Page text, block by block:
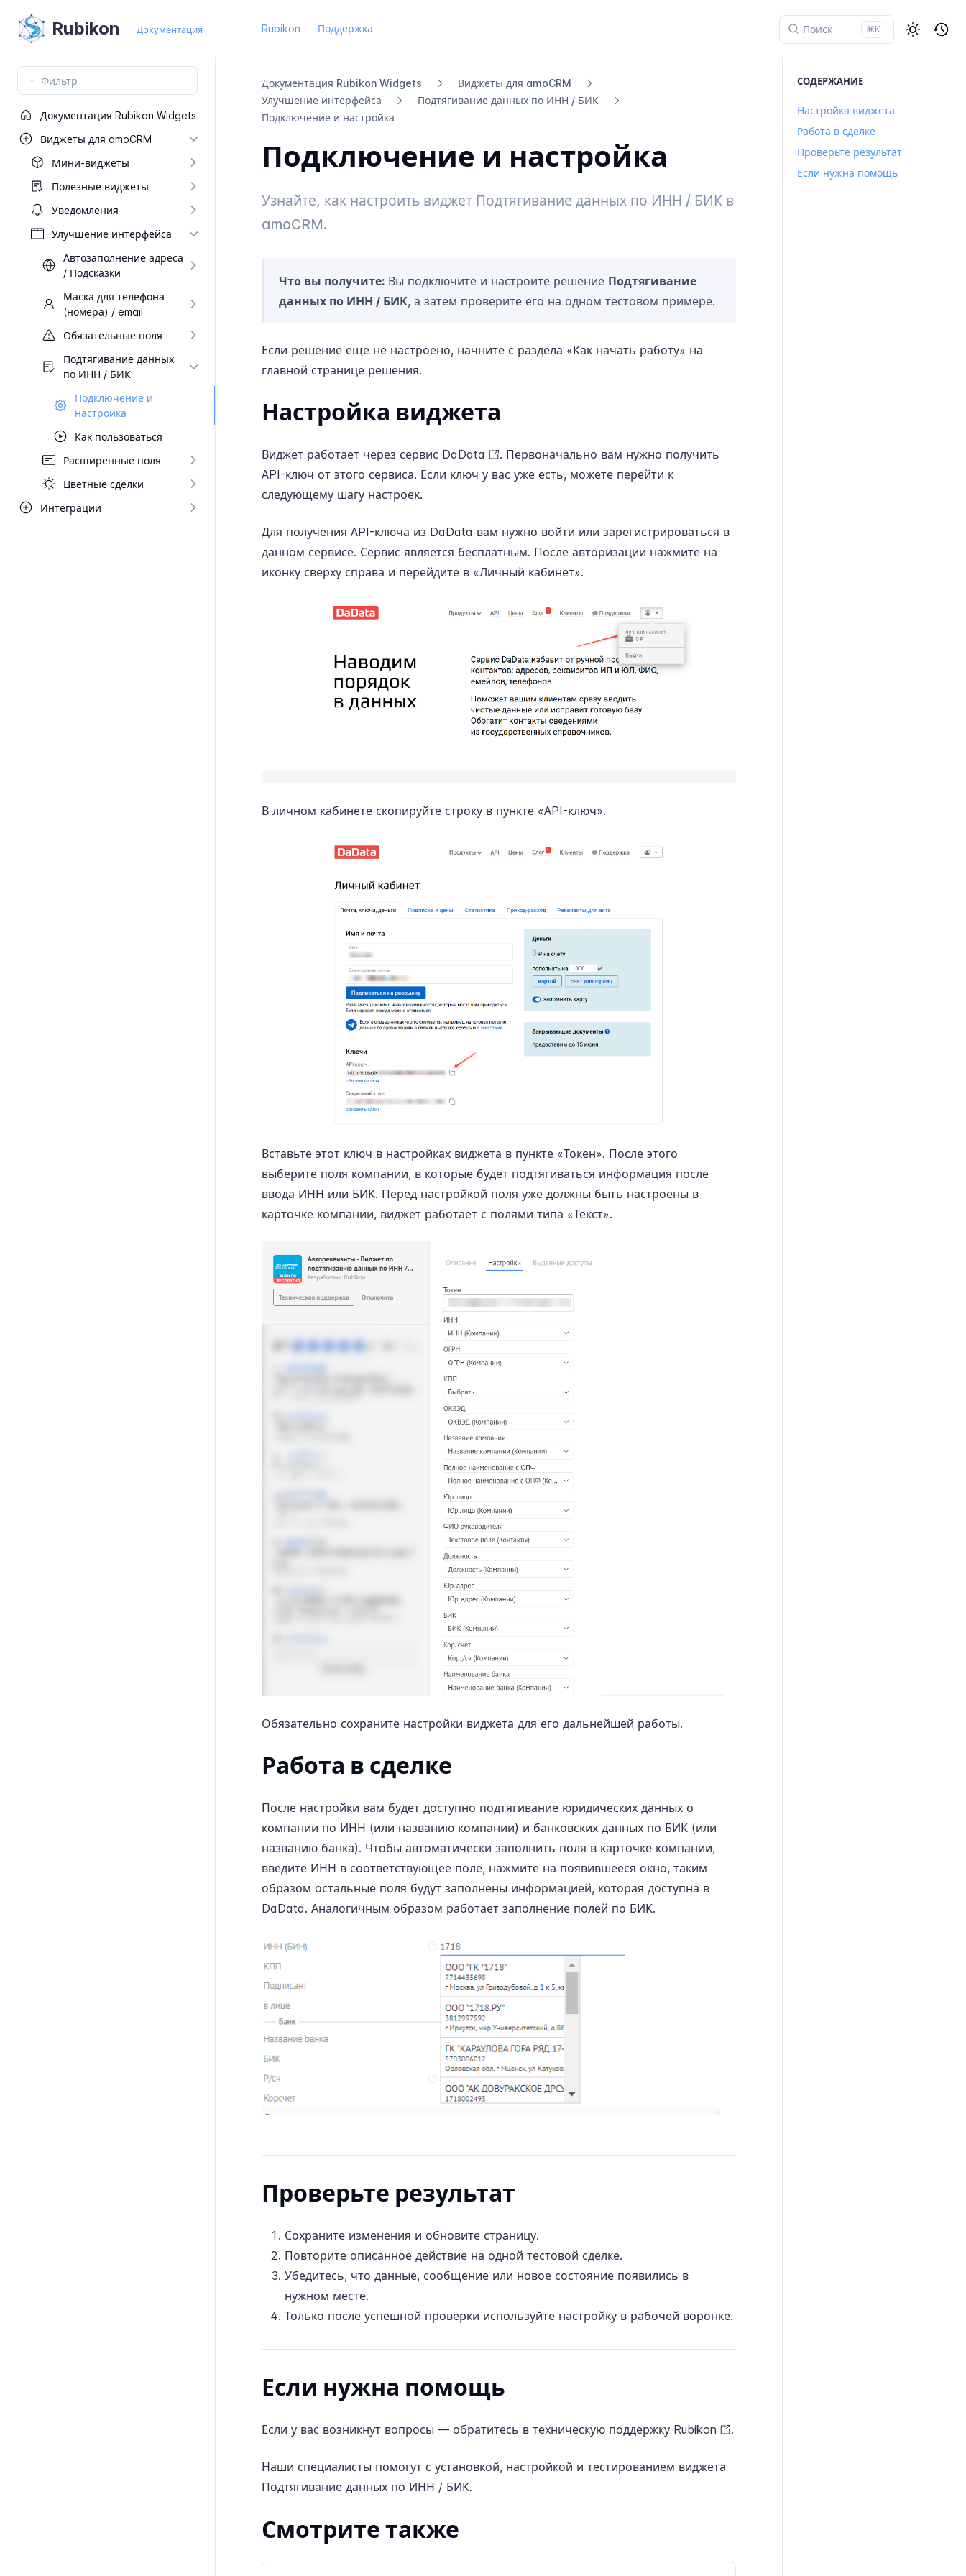
Rubikon Документация Rubikon Поддержка ⌘K
Документация Rubikon Widgets
Виджеты для amo​CRM
Мини-​виджеты
Полезные виджеты
Уведомления
Улучшение интерфейса
Автозаполнение адреса
/ Подсказки
Маска для телефона
(номера) / email
Обязательные поля
Подтягивание данных
по ИНН / БИК
Подключение и
настройка
Как пользоваться
Расширенные поля
Цветные сделки
Интеграции
Документация Rubikon Widgets
Виджеты для amo​CRM
Улучшение интерфейса
Подтягивание данных по ИНН / БИК
Подключение и настройка
Подключение и настройка
Узнайте, как настроить виджет Подтягивание данных по ИНН / БИК в
amoCRM.
Что вы получите: Вы подключите и настроите решение Подтягивание
данных по ИНН / БИК, а затем проверите его на одном тестовом примере.
Если решение ещё не настроено, начните с раздела «Как начать работу» на
главной странице решения.
Настройка виджета
Виджет работает через сервис DaData
. Первоначально вам нужно получить
API-ключ от этого сервиса. Если ключ у вас уже есть, можете перейти к
следующему шагу настроек.
Для получения API-ключа из DaData вам нужно войти или зарегистрироваться в
данном сервисе. Сервис является бесплатным. После авторизации нажмите на
иконку сверху справа и перейдите в «Личный кабинет».
В личном кабинете скопируйте строку в пункте «API-ключ».
Вставьте этот ключ в настройках виджета в пункте «Токен». После этого
выберите поля компании, в которые будет подтягиваться информация после
ввода ИНН или БИК. Перед настройкой поля уже должны быть настроены в
карточке компании, виджет работает с полями типа «Текст».
Обязательно сохраните настройки виджета для его дальнейшей работы.
Работа в сделке
После настройки вам будет доступно подтягивание юридических данных о
компании по ИНН (или названию компании) и банковских данных по БИК (или
названию банка). Чтобы автоматически заполнить поля в карточке компании,
введите ИНН в соответствующее поле, нажмите на появившееся окно, таким
образом остальные поля будут заполнены информацией, которая доступна в
DaData. Аналогичным образом работает заполнение полей по БИК.
Проверьте результат
Сохраните изменения и обновите страницу.
Повторите описанное действие на одной тестовой сделке.
Убедитесь, что данные, сообщение или новое состояние появились в
нужном месте.
Только после успешной проверки используйте настройку в рабочей воронке.
Если нужна помощь
Если у вас возникнут вопросы — обратитесь в техническую поддержку Rubikon .
Наши специалисты помогут с установкой, настройкой и тестированием виджета
Подтягивание данных по ИНН / БИК.
Смотрите также
СОДЕРЖАНИЕ
Настройка виджета
Работа в сделке
Проверьте результат
Если нужна помощь